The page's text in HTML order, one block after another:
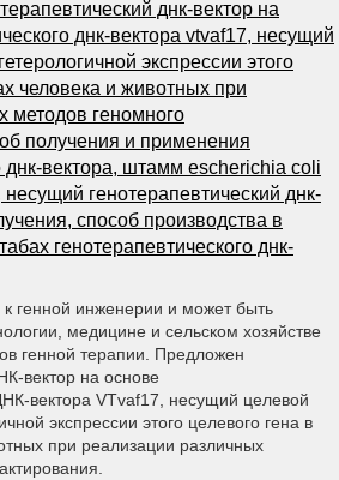
днк-вектор на
днк-вектора vtvaf17, несущий
экспрессии этого
человека и животных при
методов геномного
получения и применения
днк-вектора, штамм escherichia coli
генотерапевтический днк-
способ производства в
генотерапевтического днк-
к генной инженерии и может быть
медицине и сельском хозяйстве
генной терапии. Предложен
вектор на основе
вектора VTvaf17, несущий целевой
экспрессии этого целевого гена в
при реализации различных